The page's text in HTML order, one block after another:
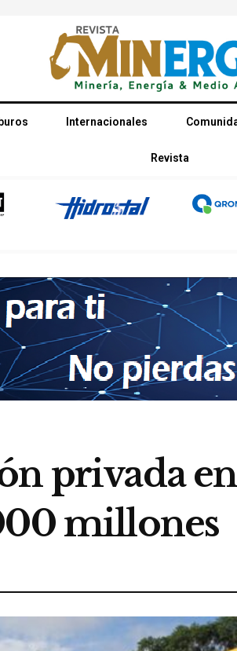
Internacionales
Revista
privada
millones